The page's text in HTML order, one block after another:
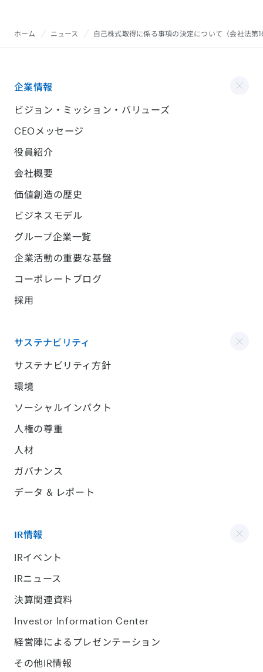
ホーム ニュース 自己株式取得に係る事項の決定について（会社法
企業情報
ビジョン・ミッション・バリューズ
CEOメッセージ
役員紹介
会社概要
価値創造の歴史
ビジネスモデル
グループ企業一覧
企業活動の重要な基盤
コーポレートブログ
採用
サステナビリティ
サステナビリティ方針
環境
ソーシャルインパクト
人権の尊重
人材
ガバナンス
データ & レポート
IR情報
IRイベント
IRニュース
決算関連資料
Investor Information Center
経営陣によるプレゼンテーション
その他IR情報